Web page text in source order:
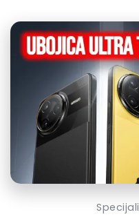
Specijali